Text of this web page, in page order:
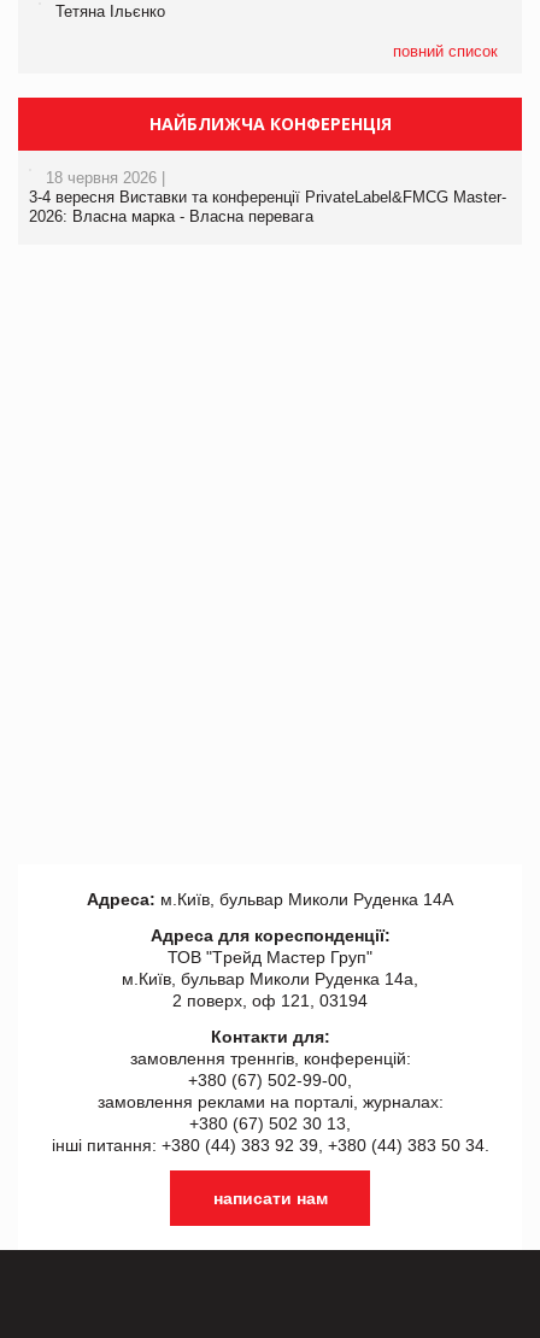
Тетяна Ільєнко
повний список
НАЙБЛИЖЧА КОНФЕРЕНЦІЯ
18 червня 2026 |
3-4 вересня Виставки та конференції PrivateLabel&FMCG Master-
2026: Власна марка - Власна перевага
Адреса: м.Київ, бульвар Миколи Руденка 14А
Адреса для кореспонденції:
ТОВ "Tрейд Мастер Груп"
м.Київ, бульвар Миколи Руденка 14а,
2 поверх, оф 121, 03194
Контакти для:
замовлення треннгів, конференцій:
+380 (67) 502-99-00,
замовлення реклами на порталі, журналах:
+380 (67) 502 30 13,
інші питання: +380 (44) 383 92 39, +380 (44) 383 50 34.
написати нам